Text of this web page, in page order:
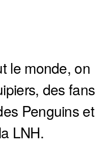
le monde, on
des fans
Penguins et
LNH.